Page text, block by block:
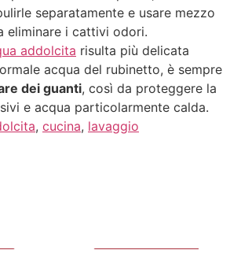
separatamente e usare mezzo
eliminare i cattivi odori.
addolcita risulta più delicata
acqua del rubinetto, è sempre
dei guanti, così da proteggere la
e acqua particolarmente calda.
, cucina, lavaggio